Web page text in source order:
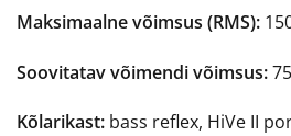
Maksimaalne võimsus (RMS):
Soovitatav võimendi võimsus:
Kõlarikast: bass reflex, HiVe II